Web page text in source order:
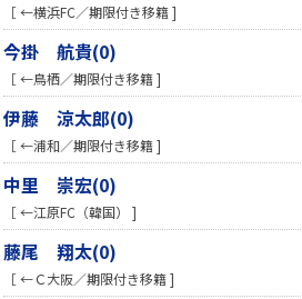
［ ←横浜FC／期限付き移籍 ]
今掛 航貴(0)
［ ←鳥栖／期限付き移籍 ]
伊藤 涼太郎(0)
［ ←浦和／期限付き移籍 ]
中里 崇宏(0)
［ ←江原FC（韓国） ]
藤尾 翔太(0)
［ ←Ｃ大阪／期限付き移籍 ]